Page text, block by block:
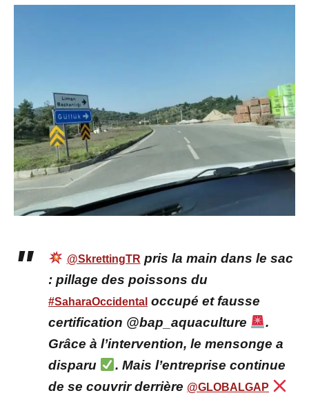
@SkrettingTR pris la main dans le sac
: pillage des poissons du
#SaharaOccidental occupé et fausse
certification @bap_aquaculture
.
Grâce à l’intervention, le mensonge a
disparu
. Mais l’entreprise continue
de se couvrir derrière @GLOBALGAP